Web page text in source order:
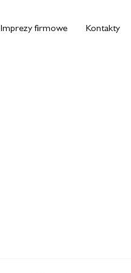
Imprezy firmowe Kontakty